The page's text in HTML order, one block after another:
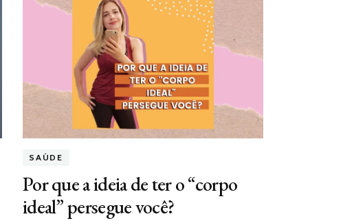
SAÚDE
Por que a ideia de ter o “corpo
ideal” persegue você?